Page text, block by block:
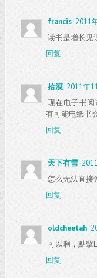
francis 2011
读书是增长见
回复
拾漠 2011年
现在电子书
有可能电纸书
回复
天下有雪
怎么无法直接
回复
oldcheetah
可以啊，點擊
回复